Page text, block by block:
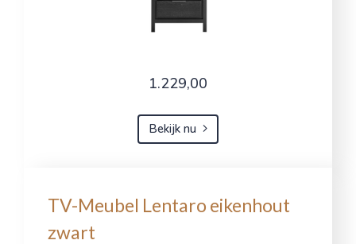
1.229,00
Bekijk nu
TV-Meubel Lentaro eikenhout
zwart